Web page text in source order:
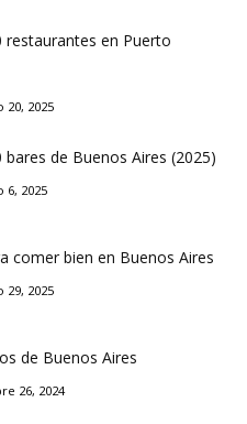
restaurantes en Puerto
2025
de Buenos Aires (2025)
2025
comer bien en Buenos Aires
2025
de Buenos Aires
26, 2024